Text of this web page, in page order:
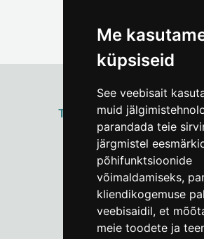
Me
küpsiseid
See veebisait
muid
parandada teie
järgmistel
põhifunktsioonide
võimaldamiseks,
kliendikogemuse
veebisaidil, et
meie toodete ja
ТАЛЛИННСКИЙ
Vene 17
Пн–Пт 9–17:(+372) 610